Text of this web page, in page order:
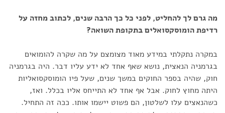
מה גרם לך להחליט, לפני כל כך הרבה שנים, לכתוב מחזה על
רדיפת הומוסקסואלים בתקופת השואה?
במקרה נתקלתי במידע מאוד מצומצם על מה שקרה להומואים
בגרמניה הנאצית, נושא שאף אחד לא ידע עליו דבר. היה בגרמניה
חוק, שהיה בספר החוקים במשך שנים, שעל פיו הומוסקסואליות
היתה מחוץ לחוק. אבל אף אחד לא התייחס אליו בכלל. ואז,
כשהנאצים עלו לשלטון, הם פשוט יישמו אותו. ככה זה התחיל.